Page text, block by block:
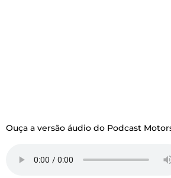
Ouça a versão áudio do Podcast